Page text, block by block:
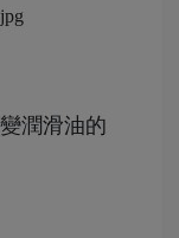
潤滑油的